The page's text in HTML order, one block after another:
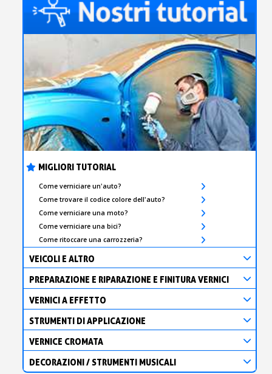
MIGLIORI TUTORIAL
Come verniciare un'auto?
Come trovare il codice colore dell'auto?
Come verniciare una moto?
Come verniciare una bici?
Come ritoccare una carrozzeria?
VEICOLI E ALTRO
PREPARAZIONE E RIPARAZIONE E FINITURA VERNICI
VERNICI A EFFETTO
STRUMENTI DI APPLICAZIONE
VERNICE CROMATA
DECORAZIONI / STRUMENTI MUSICALI